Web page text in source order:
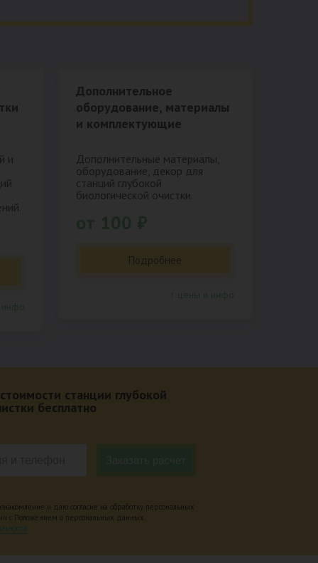
и
Дополнительное
оборудование, материалы
и комплектующие
Дополнительные материалы,
оборудование, декор для
станций глубокой
биологической очистки.
Подробнее
станции глубокой
бесплатно
и даю согласие на обработку персональных
с Положением о персональных данных.